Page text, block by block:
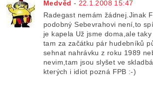
Medvěd - 22.1.2008 15:47
Radegast nemám žádnej.Jinak
podobný Sebevrahovi není,to
je kapela Už jsme doma,ale
tam za začátku pár hudebníků
sehnat nahrávku z roku 1989
nevim,tam jsou slyšet ve
kterých i idiot pozná FPB :-)